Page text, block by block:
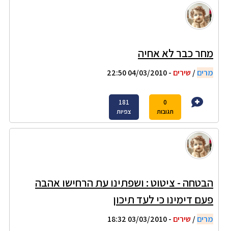
מחר כבר לא אחיה
מרים/ שירים - 04/03/2010 22:50
0
תגובות
181
צפיות
הבטחה - ציטוט : ושפתינו עת הרחישו אהבה
פעם דימינו כי לעד תיכון
מרים/ שירים - 03/03/2010 18:32